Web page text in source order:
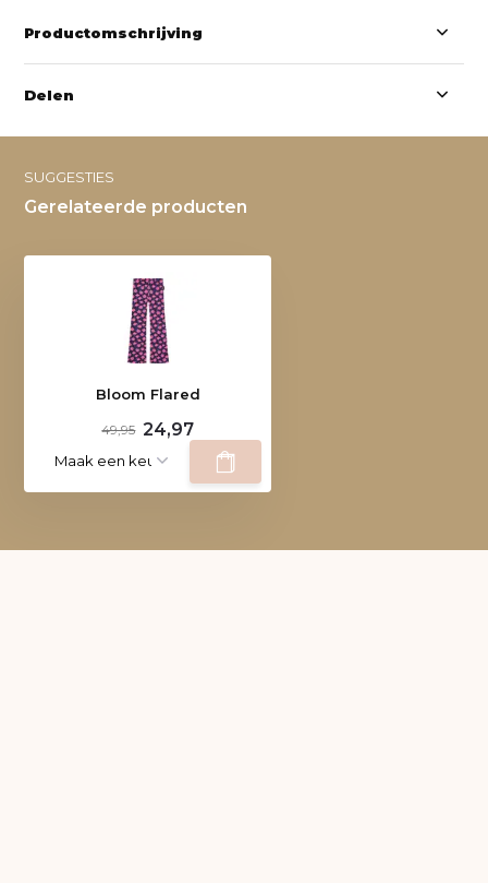
Productomschrijving
Delen
SUGGESTIES
Gerelateerde producten
Bloom Flared
49,95 24,97